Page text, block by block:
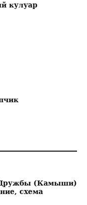
кулуар
(Камыши)
схема